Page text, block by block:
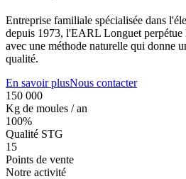
Entreprise familiale spécialisée dans
depuis 1973, l'EARL Longuet perpétue
avec une méthode naturelle qui donne
qualité.
En savoir plusNous contacter
150 000
Kg de moules / an
100%
Qualité STG
15
Points de vente
Notre activité